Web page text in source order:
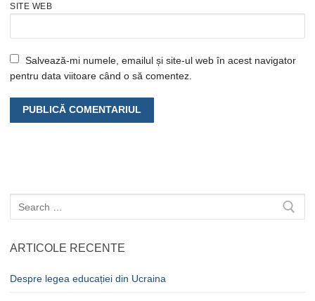
SITE WEB
Salvează-mi numele, emailul și site-ul web în acest navigator
pentru data viitoare când o să comentez.
Caută
după:
ARTICOLE RECENTE
Despre legea educației din Ucraina